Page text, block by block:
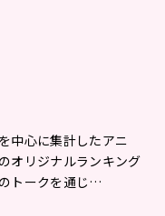
中心に集計したアニ
オリジナルランキング
トークを通じ…